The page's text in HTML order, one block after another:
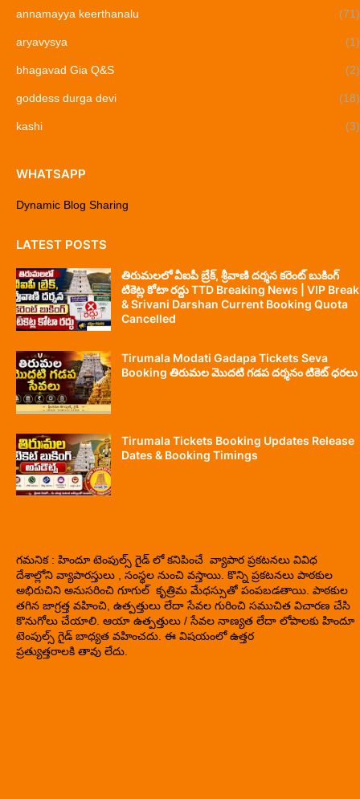
annamayya keerthanalu (71)
aryavysya (1)
bhagavad Gia Q&S (2)
goddess durga devi (18)
kashi (3)
WHATSAPP
Dynamic Blog Sharing
LATEST POSTS
తిరుమలలో వీఐపీ బ్రేక్, శ్రీవాణి దర్శన కరెంట్ బుకింగ్
టికెట్ల కోటా రద్దు TTD Breaking News | VIP Break
& Srivani Darshan Current Booking Quota
Cancelled
Tirumala Modati Gadapa Tickets Seva
Booking తిరుమల మొదటి గడప దర్శనం టికెట్ ధరలు
Tirumala Tickets Booking Updates Release
Dates & Booking Timings
గమనిక : హిందూ టెంపుల్స్ గైడ్ లో కనిపించే వ్యాపార ప్రకటనలు వివిధ
దేశాల్లోని వ్యాపారస్తులు , సంస్థల నుంచి వస్తాయి. కొన్ని ప్రకటనలు పాఠకుల
అభిరుచిని అనుసరించి గూగుల్ కృత్రిమ మేధస్సుతో పంపబడతాయి. పాఠకుల
తగిన జాగ్రత్త వహించి, ఉత్పత్తులు లేదా సేవల గురించి సముచిత విచారణ చేసి
కొనుగోలు చేయాలి. ఆయా ఉత్పత్తులు / సేవల నాణ్యత లేదా లోపాలకు హిందూ
టెంపుల్స్ గైడ్ బాధ్యత వహించదు. ఈ విషయంలో ఉత్తర
ప్రత్యుత్తరాలకి తావు లేదు.